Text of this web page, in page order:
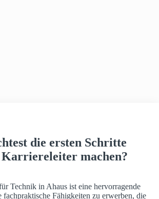
die ersten Schritte
machen?
Technik in Ahaus ist eine hervorragende
Fähigkeiten zu erwerben, die